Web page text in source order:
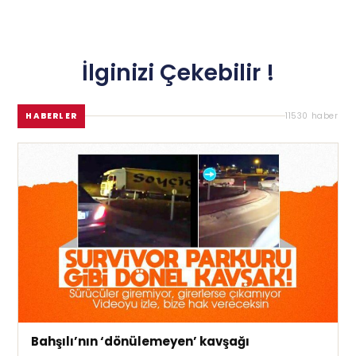
İlginizi Çekebilir !
HABERLER 11530 haber
Bahşılı’nın ‘dönülemeyen’ kavşağı